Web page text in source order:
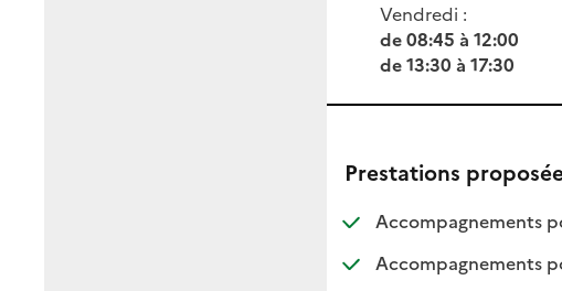
Vendredi :
de 08:45 à 12:00
de 13:30 à 17:30
Prestations
Accompagnements
Accompagnements